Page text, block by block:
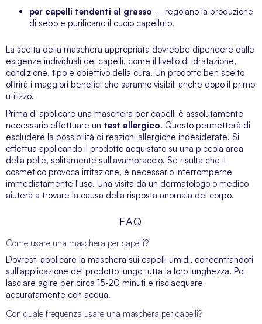
per capelli tendenti al grasso – regolano la produzione
di sebo e purificano il cuoio capelluto.
La scelta della maschera appropriata dovrebbe dipendere dalle
esigenze individuali dei capelli, come il livello di idratazione,
condizione, tipo e obiettivo della cura. Un prodotto ben scelto
offrirà i maggiori benefici che saranno visibili anche dopo il primo
utilizzo.
Prima di applicare una maschera per capelli è assolutamente
necessario effettuare un test allergico. Questo permetterà di
escludere la possibilità di reazioni allergiche indesiderate. Si
effettua applicando il prodotto acquistato su una piccola area
della pelle, solitamente sull'avambraccio. Se risulta che il
cosmetico provoca irritazione, è necessario interromperne
immediatamente l'uso. Una visita da un dermatologo o medico
aiuterà a trovare la causa della risposta anomala del corpo.
FAQ
Come usare una maschera per capelli?
Dovresti applicare la maschera sui capelli umidi, concentrandoti
sull'applicazione del prodotto lungo tutta la loro lunghezza. Poi
lasciare agire per circa 15-20 minuti e risciacquare
accuratamente con acqua.
Con quale frequenza usare una maschera per capelli?